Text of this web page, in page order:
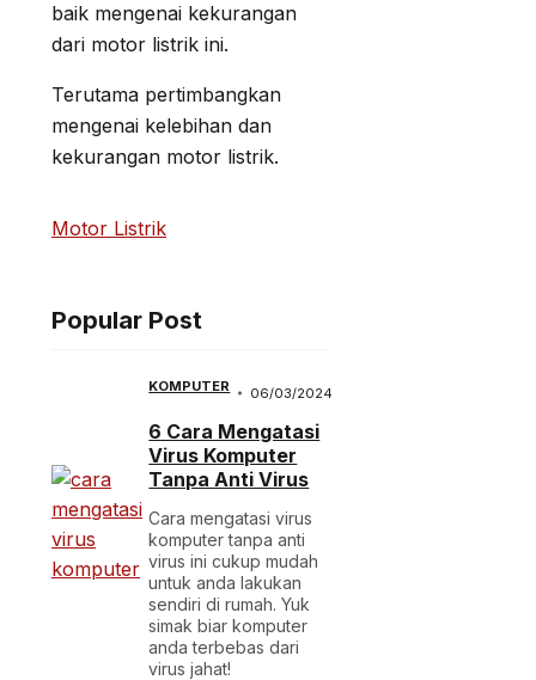
baik mengenai kekurangan
dari motor listrik ini.
Terutama pertimbangkan
mengenai kelebihan dan
kekurangan motor listrik.
Motor Listrik
Popular Post
KOMPUTER 06/03/2024
6 Cara Mengatasi
Virus Komputer
Tanpa Anti Virus
Cara mengatasi virus
komputer tanpa anti
virus ini cukup mudah
untuk anda lakukan
sendiri di rumah. Yuk
simak biar komputer
anda terbebas dari
virus jahat!